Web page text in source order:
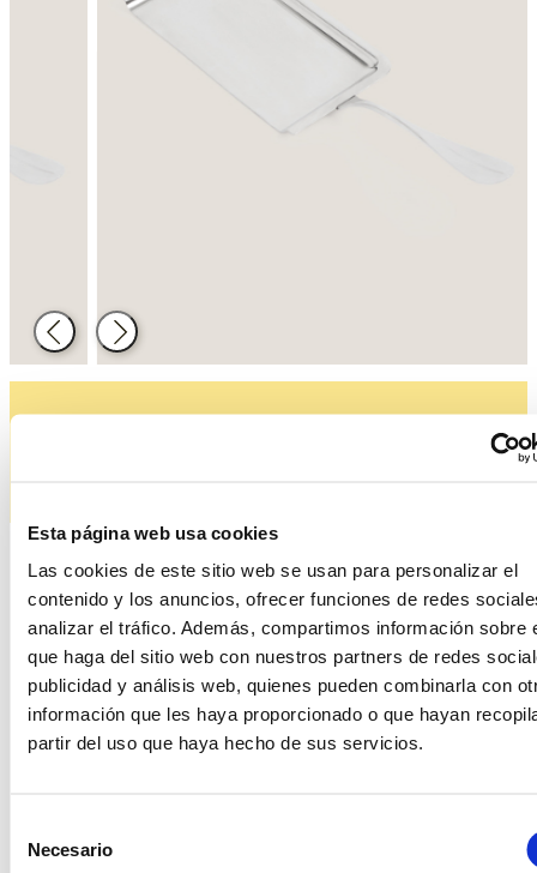
Esta página web usa cookies
Las cookies de este sitio web se usan para personalizar el
contenido y los anuncios, ofrecer funciones de redes
analizar el tráfico. Además, compartimos información sobre
que haga del sitio web con nuestros partners de redes
publicidad y análisis web, quienes pueden combinarla con
información que les haya proporcionado o que hayan
partir del uso que haya hecho de sus servicios.
Necesario
Enrere Següent
Productes relacionats